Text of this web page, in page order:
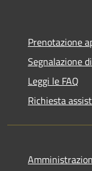
Prenotazione
Segnalazione
Leggi le FAQ
Richiesta